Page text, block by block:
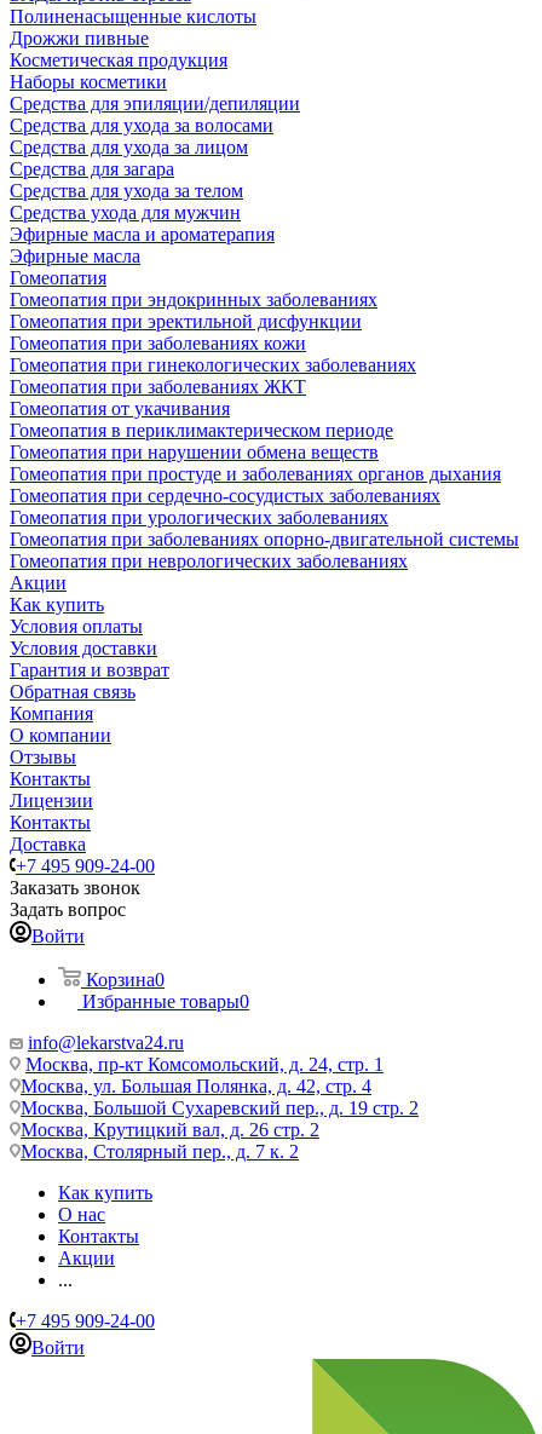
Полиненасыщенные кислоты
Дрожжи пивные
Косметическая продукция
Наборы косметики
Средства для эпиляции/депиляции
Средства для ухода за волосами
Средства для ухода за лицом
Средства для загара
Средства для ухода за телом
Средства ухода для мужчин
Эфирные масла и ароматерапия
Эфирные масла
Гомеопатия
Гомеопатия при эндокринных заболеваниях
Гомеопатия при эректильной дисфункции
Гомеопатия при заболеваниях кожи
Гомеопатия при гинекологических заболеваниях
Гомеопатия при заболеваниях ЖКТ
Гомеопатия от укачивания
Гомеопатия в периклимактерическом периоде
Гомеопатия при нарушении обмена веществ
Гомеопатия при простуде и заболеваниях органов дыхания
Гомеопатия при сердечно-сосудистых заболеваниях
Гомеопатия при урологических заболеваниях
Гомеопатия при заболеваниях опорно-двигательной системы
Гомеопатия при неврологических заболеваниях
Акции
Как купить
Условия оплаты
Условия доставки
Гарантия и возврат
Обратная связь
Компания
О компании
Отзывы
Контакты
Лицензии
Контакты
Доставка
+7 495 909-24-00
Заказать звонок
Задать вопрос
Войти
Корзина0
Избранные товары0
info@lekarstva24.ru
Москва, пр-кт Комсомольский, д. 24, стр. 1
Москва, ул. Большая Полянка, д. 42, стр. 4
Москва, Большой Сухаревский пер., д. 19 стр. 2
Москва, Крутицкий вал, д. 26 стр. 2
Москва, Столярный пер., д. 7 к. 2
Как купить
О нас
Контакты
Акции
...
+7 495 909-24-00
Войти